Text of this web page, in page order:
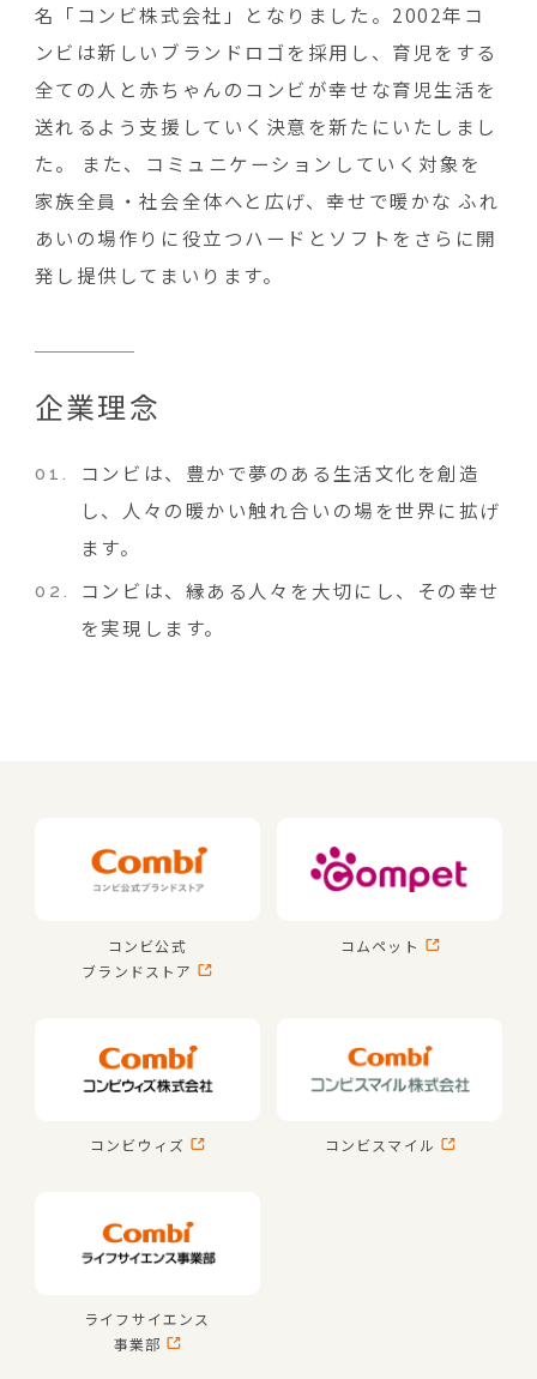
名「コンビ株式会社」となりました。2002年コ
ンビは新しいブランドロゴを採用し、育児をする
全ての人と赤ちゃんのコンビが幸せな育児生活を
送れるよう支援していく決意を新たにいたしまし
た。 また、コミュニケーションしていく対象を
家族全員・社会全体へと広げ、幸せで暖かな ふれ
あいの場作りに役立つハードとソフトをさらに開
発し提供してまいります。
企業理念
コンビは、豊かで夢のある生活文化を創造
し、人々の暖かい触れ合いの場を世界に拡げ
ます。
コンビは、縁ある人々を大切にし、その幸せ
を実現します。
コンビ公式
ブランドストア
コムペット
コンビウィズ コンビスマイル
ライフサイエンス
事業部